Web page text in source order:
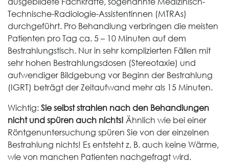
Technische-Radiologie-Assistentinnen (MTRAs)
durchgeführt. Pro Behandlung verbringen die meisten
Patienten pro Tag ca. 5 – 10 Minuten auf dem
Bestrahlungstisch. Nur in sehr komplizierten Fällen mit
sehr hohen Bestrahlungsdosen (Stereotaxie) und
aufwendiger Bildgebung vor Beginn der Bestrahlung
(IGRT) beträgt der Zeitaufwand mehr als 15 Minuten.
Wichtig: Sie selbst strahlen nach den Behandlungen
nicht und spüren auch nichts! Ähnlich wie bei einer
Röntgenuntersuchung spüren Sie von der einzelnen
Bestrahlung nichts! Es entsteht z. B. auch keine Wärme,
wie von manchen Patienten nachgefragt wird.